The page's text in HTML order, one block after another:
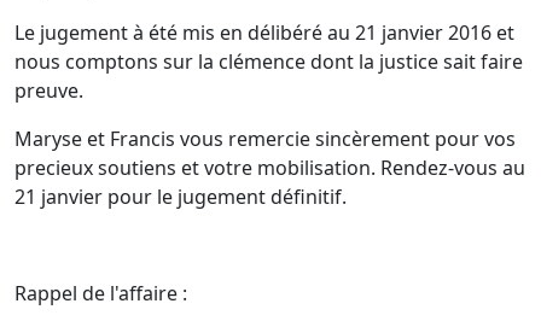
Le jugement à été mis en délibéré au 21 janvier 2016 et
nous comptons sur la clémence dont la justice sait faire
preuve.
Maryse et Francis vous remercie sincèrement pour vos
precieux soutiens et votre mobilisation. Rendez-vous au
21 janvier pour le jugement définitif.
Rappel de l'affaire :